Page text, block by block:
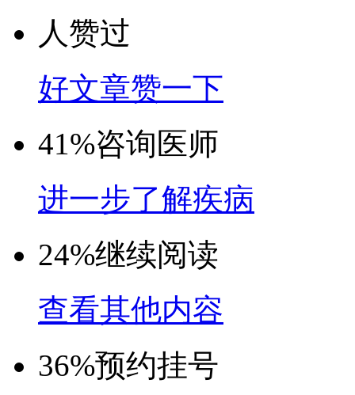
人赞过
好文章赞一下
41%咨询医师
进一步了解疾病
24%继续阅读
查看其他内容
36%预约挂号